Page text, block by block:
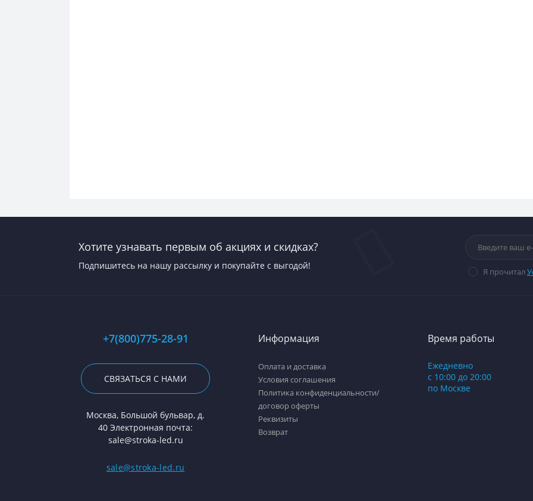
Хотите узнавать первым об акциях и скидках?
Подпишитесь на нашу рассылку и покупайте с выгодой!
Я прочитал
+7(800)775-28-91
СВЯЗАТЬСЯ С НАМИ
Москва, Большой бульвар, д.
40 Электронная почта:
sale@stroka-led.ru
sale@stroka-led.ru
Информация
Оплата и доставка
Условия соглашения
Политика конфиденциальности/
договор оферты
Реквизиты
Возврат
Время работы
Ежедневно
с 10:00 до 20:00
по Москве